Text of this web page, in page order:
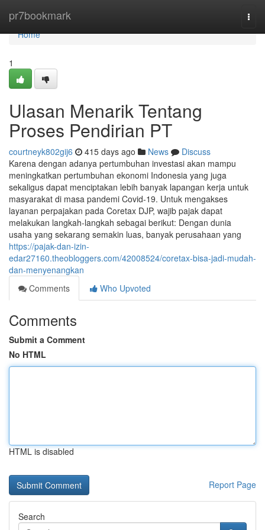
pr7bookmark
Home
Home
1
Ulasan Menarik Tentang
Proses Pendirian PT
courtneyk802gij6 415 days ago News
Discuss
Karena dengan adanya pertumbuhan investasi akan mampu
meningkatkan pertumbuhan ekonomi Indonesia yang juga
sekaligus dapat menciptakan lebih banyak lapangan kerja untuk
masyarakat di masa pandemi Covid-19. Untuk mengakses
layanan perpajakan pada Coretax DJP, wajib pajak dapat
melakukan langkah-langkah sebagai berikut: Dengan dunia
usaha yang sekarang semakin luas, banyak perusahaan yang
https://pajak-dan-izin-
edar27160.theobloggers.com/42008524/coretax-bisa-jadi-mudah-
dan-menyenangkan
Comments
Who Upvoted
Comments
Submit a Comment
No HTML
HTML is disabled
Report Page
Search